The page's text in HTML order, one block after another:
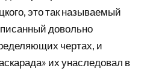
это так называемый
довольно
чертах, и
их унаследовал в